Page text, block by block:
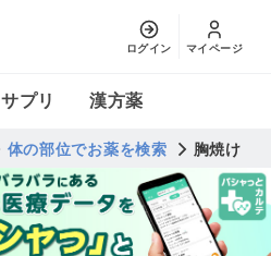
ログイン マイページ
サプリ 漢方薬
体の部位でお薬を検索 胸焼け